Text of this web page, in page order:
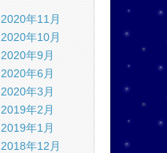
2020年11月
2020年10月
2020年9月
2020年6月
2020年3月
2019年2月
2019年1月
2018年12月